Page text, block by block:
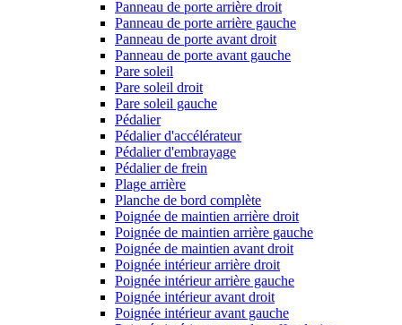
Panneau de porte arrière droit
Panneau de porte arrière gauche
Panneau de porte avant droit
Panneau de porte avant gauche
Pare soleil
Pare soleil droit
Pare soleil gauche
Pédalier
Pédalier d'accélérateur
Pédalier d'embrayage
Pédalier de frein
Plage arrière
Planche de bord complète
Poignée de maintien arrière droit
Poignée de maintien arrière gauche
Poignée de maintien avant droit
Poignée intérieur arrière droit
Poignée intérieur arrière gauche
Poignée intérieur avant droit
Poignée intérieur avant gauche